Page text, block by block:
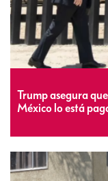
Trump asegura
México lo está